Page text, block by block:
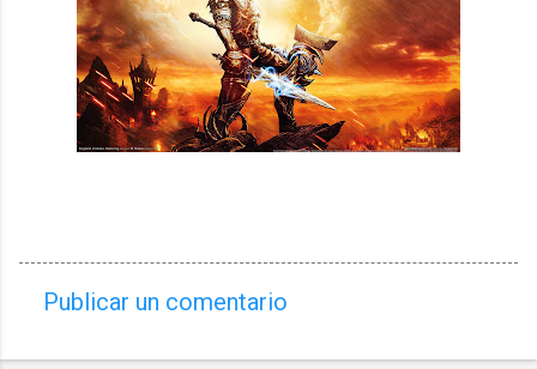
o
Publicar un comentario